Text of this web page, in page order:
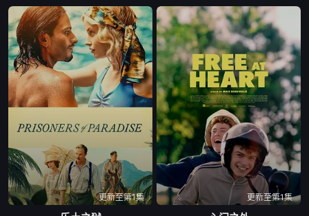
更新至第1集 更新至第1集